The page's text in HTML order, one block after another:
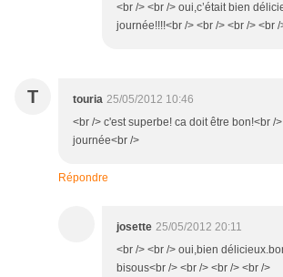
<br /> <br /> oui,c’était bien
journée!!!!<br /> <br /> <br /> <br /
T touria 25/05/2012 10:46
<br /> c'est superbe! ca doit être bon!<br /
journée<br />
Répondre
josette 25/05/2012 20:11
<br /> <br /> oui,bien
bisous<br /> <br /> <br /> <br />